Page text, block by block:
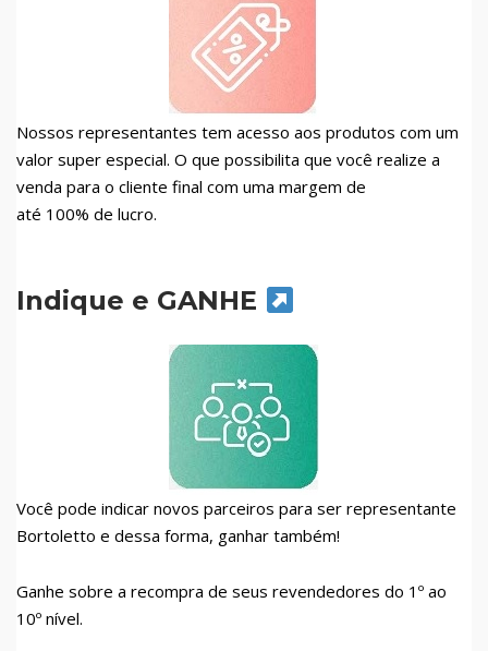
Nossos representantes tem acesso aos produtos com um
valor super especial. O que possibilita que você realize a
venda para o cliente final com uma margem de
até 100% de lucro.
Indique e GANHE
Você pode indicar novos parceiros para ser representante
Bortoletto e dessa forma, ganhar também!
Ganhe sobre a recompra de seus revendedores do 1º ao
10º nível.